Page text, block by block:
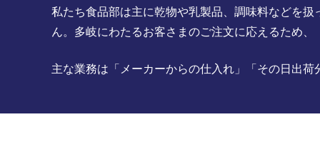
私たち食品部は主に乾物や乳製品、調味料などを
ん。多岐にわたるお客さまのご注文に応えるため
主な業務は「メーカーからの仕入れ」「その日出